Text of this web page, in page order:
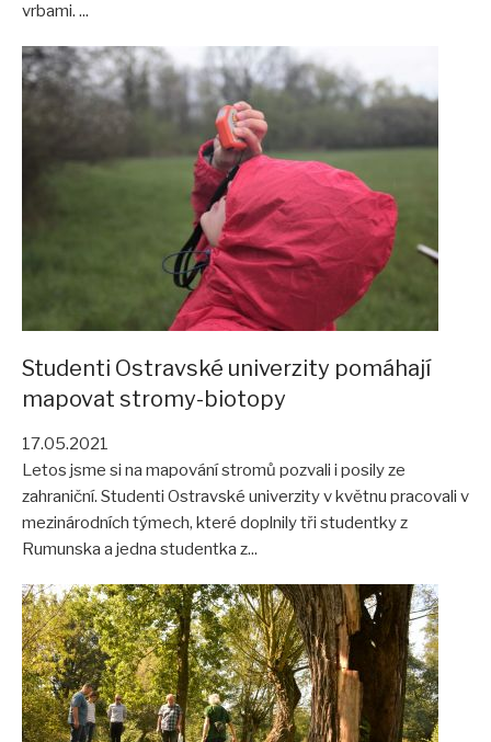
vrbami. ...
Studenti Ostravské univerzity pomáhají
mapovat stromy-biotopy
17.05.2021
Letos jsme si na mapování stromů pozvali i posily ze
zahraniční. Studenti Ostravské univerzity v květnu pracovali v
mezinárodních týmech, které doplnily tři studentky z
Rumunska a jedna studentka z...